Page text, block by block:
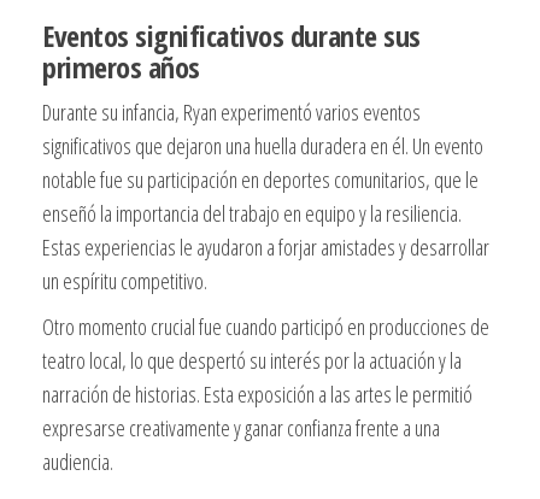
Eventos significativos durante sus
primeros años
Durante su infancia, Ryan experimentó varios eventos
significativos que dejaron una huella duradera en él. Un evento
notable fue su participación en deportes comunitarios, que le
enseñó la importancia del trabajo en equipo y la resiliencia.
Estas experiencias le ayudaron a forjar amistades y desarrollar
un espíritu competitivo.
Otro momento crucial fue cuando participó en producciones de
teatro local, lo que despertó su interés por la actuación y la
narración de historias. Esta exposición a las artes le permitió
expresarse creativamente y ganar confianza frente a una
audiencia.